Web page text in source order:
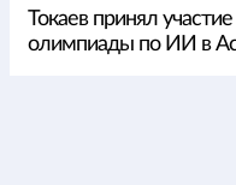
Токаев принял
олимпиады по ИИ в